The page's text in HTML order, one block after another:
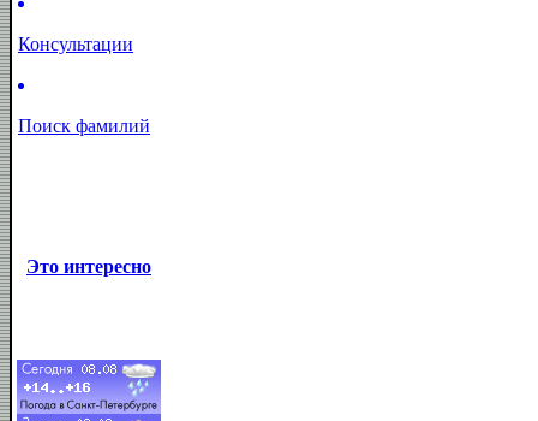
Консультации
Поиск фамилий
Это интересно